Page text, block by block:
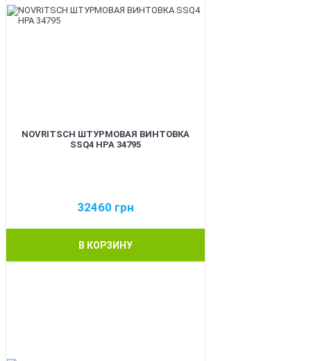
NOVRITSCH ШТУРМОВАЯ ВИНТОВКА
SSQ4 HPA 34795
32460 грн
В КОРЗИНУ